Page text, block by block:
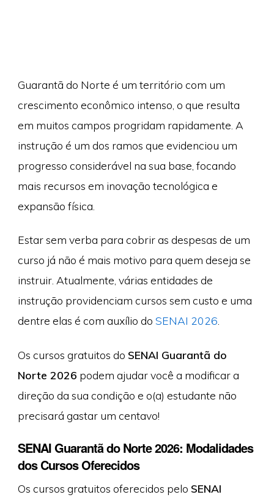
Guarantã do Norte é um território com um
crescimento econômico intenso, o que resulta
em muitos campos progridam rapidamente. A
instrução é um dos ramos que evidenciou um
progresso considerável na sua base, focando
mais recursos em inovação tecnológica e
expansão física.
Estar sem verba para cobrir as despesas de um
curso já não é mais motivo para quem deseja se
instruir. Atualmente, várias entidades de
instrução providenciam cursos sem custo e uma
dentre elas é com auxílio do SENAI 2026
Os cursos gratuitos do SENAI Guarantã do
Norte 2026 podem ajudar você a modificar a
direção da sua condição e o(a) estudante não
precisará gastar um centavo!
SENAI Guarantã do Norte 2026: Modalidades
dos Cursos Oferecidos
Os cursos gratuitos oferecidos pelo SENAI